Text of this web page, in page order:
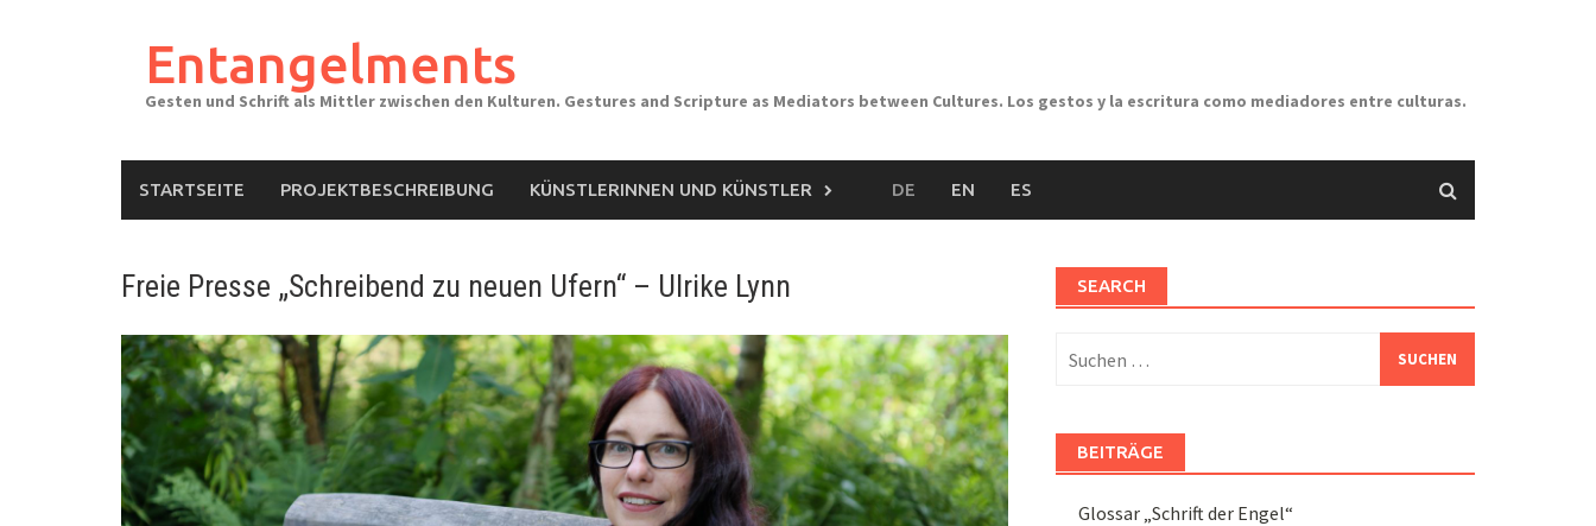
Entangelments
Gesten und Schrift als Mittler zwischen den Kulturen. Gestures and Scripture as Mediators between Cultures. Los gestos y la escritura como mediadores entre culturas.
STARTSEITE PROJEKTBESCHREIBUNG KÜNSTLERINNEN UND KÜNSTLER DE EN ES
Freie Presse „Schreibend zu neuen Ufern“ – Ulrike Lynn SEARCH
nach:
BEITRÄGE
Glossar „Schrift der Engel“